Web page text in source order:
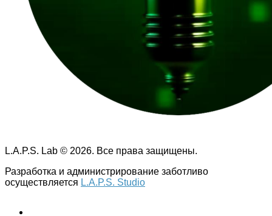
L.A.P.S. Lab © 2026. Все права защищены.
Разработка и администрирование заботливо
осуществляется L.A.P.S. Studio